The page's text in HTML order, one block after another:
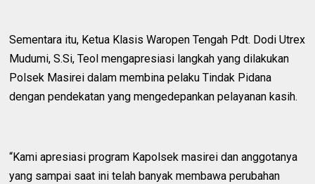
Sementara itu, Ketua Klasis Waropen Tengah Pdt. Dodi Utrex
Mudumi, S.Si, Teol mengapresiasi langkah yang dilakukan
Polsek Masirei dalam membina pelaku Tindak Pidana
dengan pendekatan yang mengedepankan pelayanan kasih.
“Kami apresiasi program Kapolsek masirei dan anggotanya
yang sampai saat ini telah banyak membawa perubahan